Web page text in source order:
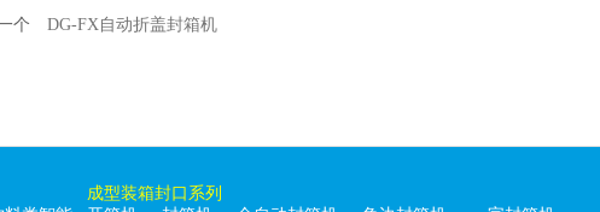
个 DG-FX自动折盖封箱机
成型装箱封口系列